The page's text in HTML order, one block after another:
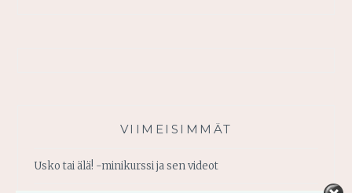
VIIMEISIMMÄT
Usko tai älä! -minikurssi ja sen videot